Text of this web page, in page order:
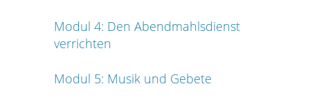
Modul 4: Den Abendmahlsdienst
verrichten
Modul 5: Musik und Gebete